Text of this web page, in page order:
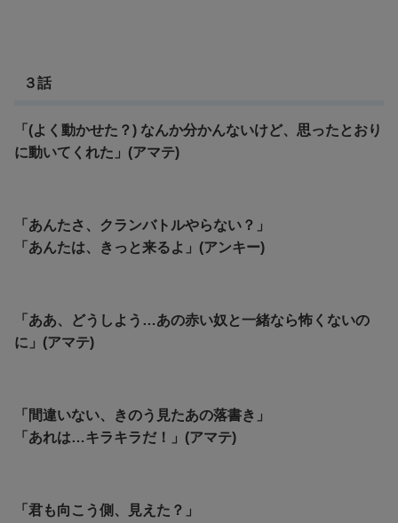
３話
「(よく動かせた？) なんか分かんないけど、思ったとおり
に動いてくれた」(アマテ)
「あんたさ、クランバトルやらない？」
「あんたは、きっと来るよ」(アンキー)
「ああ、どうしよう…あの赤い奴と一緒なら怖くないの
に」(アマテ)
「間違いない、きのう見たあの落書き」
「あれは…キラキラだ！」(アマテ)
「君も向こう側、見えた？」